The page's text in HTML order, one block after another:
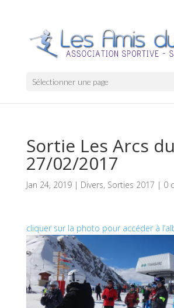
Sélectionner une page
Sortie Les Arcs du
27/02/2017
Jan 24, 2019| Divers, Sorties 2017 | 0
cliquer sur la photo pour accéder à